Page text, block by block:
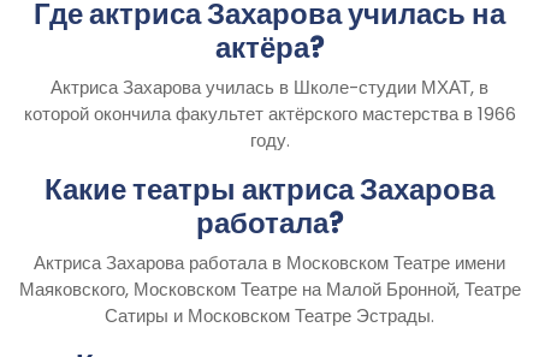
Где актриса Захарова училась на
актёра?
Актриса Захарова училась в Школе-студии МХАТ, в
которой окончила факультет актёрского мастерства в 1966
году.
Какие театры актриса Захарова
работала?
Актриса Захарова работала в Московском Театре имени
Маяковского, Московском Театре на Малой Бронной, Театре
Сатиры и Московском Театре Эстрады.